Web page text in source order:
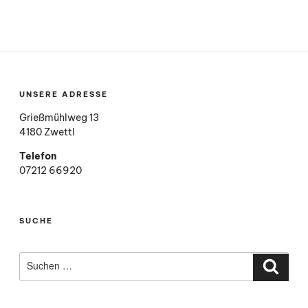
UNSERE ADRESSE
Grießmühlweg 13
4180 Zwettl
Telefon
07212 66920
SUCHE
nach: